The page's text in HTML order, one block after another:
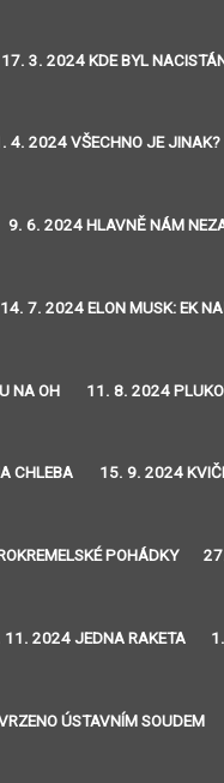
17. 3. 2024 KDE BYL
4. 2024 VŠECHNO JE JINAK?
9. 6. 2024 HLAVNĚ NÁM
14. 7. 2024 ELON MUSK: EK
NA OH 11. 8. 2024
CHLEBA 15. 9. 2024
POHÁDKY
11. 2024 JEDNA RAKETA
ÚSTAVNÍM SOUDEM